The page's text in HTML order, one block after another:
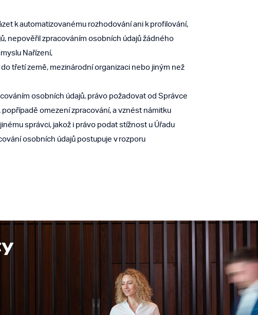
k automatizovanému rozhodování ani k profilování,
nepověřil zpracováním osobních údajů žádného
Nařízení,
třetí země, mezinárodní organizaci nebo jiným než
osobních údajů, právo požadovat od Správce
omezení zpracování, a vznést námitku
správci, jakož i právo podat stížnost u Úřadu
osobních údajů postupuje v rozporu